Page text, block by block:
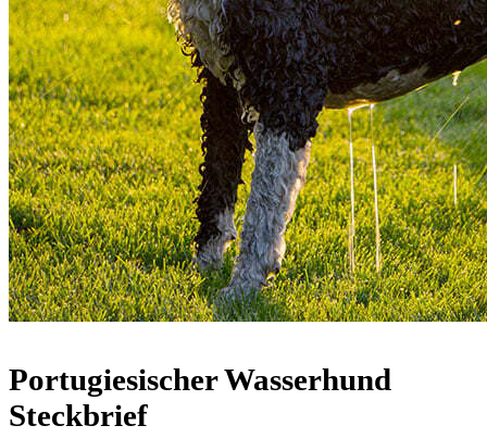
Portugiesischer Wasserhund
Steckbrief